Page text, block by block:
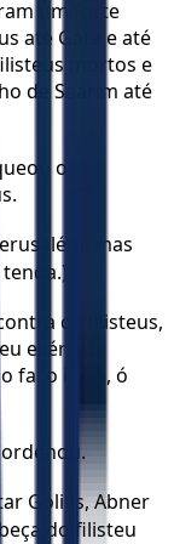
um forte
até Gate e até
mortos e
de Saarim até
o
mas
os filisteus,
exército:
faço ideia, ó
ordenou.
Golias, Abner
do filisteu